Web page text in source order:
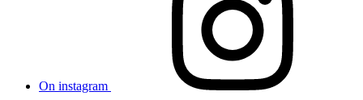
On instagram